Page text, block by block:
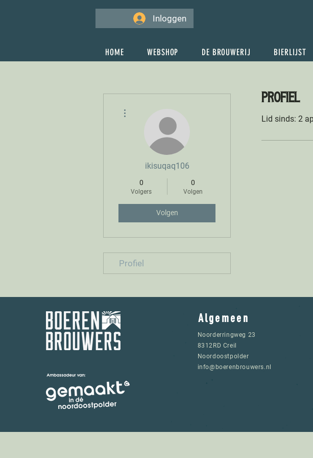
Inloggen
HOME WEBSHOP DE BROUWERIJ BIERLIJST
Profiel
Lid sinds: 2
ikisuqaq106
0
Volgers
0
Volgen
Volgen
Profiel
Algemeen
Noorderringweg 23
8312RD Creil
Noordoostpolder
info@boerenbrouwers.nl